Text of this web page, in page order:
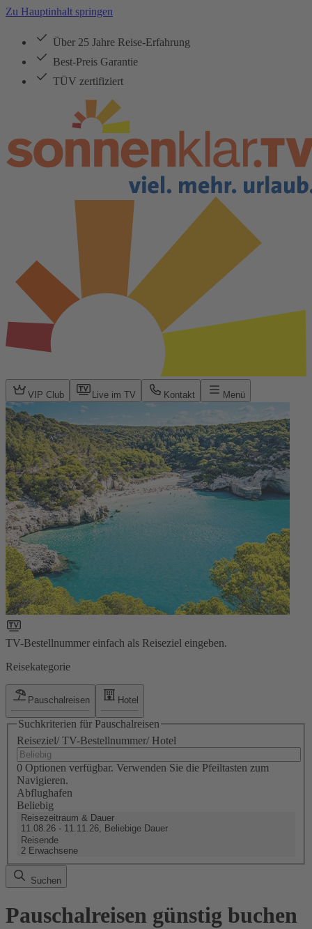
Zu Hauptinhalt springen
Über 25 Jahre Reise-Erfahrung
Best-Preis Garantie
TÜV zertifiziert
VIP Club Live im TV Kontakt Menü
TV-Bestellnummer einfach als Reiseziel eingeben.
Reisekategorie
Pauschalreisen Hotel
Suchkriterien für Pauschalreisen
Reiseziel/ TV-Bestellnummer/ Hotel
0 Optionen verfügbar. Verwenden Sie die Pfeiltasten zum
Navigieren.
Abflughafen
Beliebig
Reisezeitraum & Dauer
11.08.26 - 11.11.26, Beliebige Dauer
Reisende
2 Erwachsene
Suchen
Pauschalreisen günstig buchen